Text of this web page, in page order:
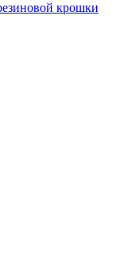
крошки